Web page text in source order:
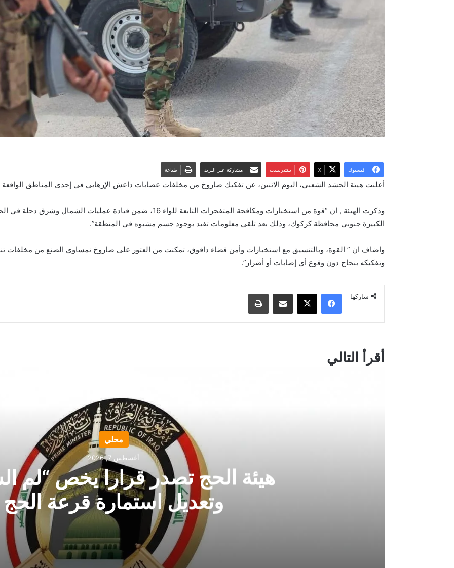
فيسبوك ‫X بينتيريست مشاركة عبر البريد طباعة
أعلنت هيئة الحشد الشعبي، اليوم الاثنين، عن تفكيك صاروخ من مخلفات عصابات داعش الإرهابي في إحدى المناطق
وذكرت الهيئة , ان “قوة من استخبارات ومكافحة المتفجرات التابعة للواء 16،
الكبيرة جنوبي محافظة كركوك، وذلك بعد تلقي معلومات تفيد بوجود جسم مشبوه في المنطقة”.
واضاف ان ” القوة، وبالتنسيق مع استخبارات وأمن قضاء داقوق، تمكنت من العثور على صاروخ نمساوي الصنع من مخلفات
وتفكيكه بنجاح دون وقوع أي إصابات أو أضرار”.
شاركها فيسبوك ‫X مشاركة عبر البريد طباعة
أقرأ التالي
محلي
أغسطس 7, 2026
هيئة الحج تصدر قرارا يخص “لم
وتعديل استمارة قرعة الحج